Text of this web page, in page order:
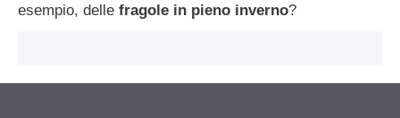
esempio, delle fragole in pieno inverno?